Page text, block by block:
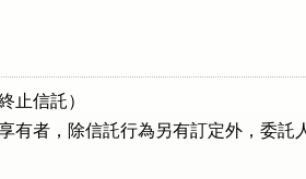
止信託）
有者，除信託行為另有訂定外，委託